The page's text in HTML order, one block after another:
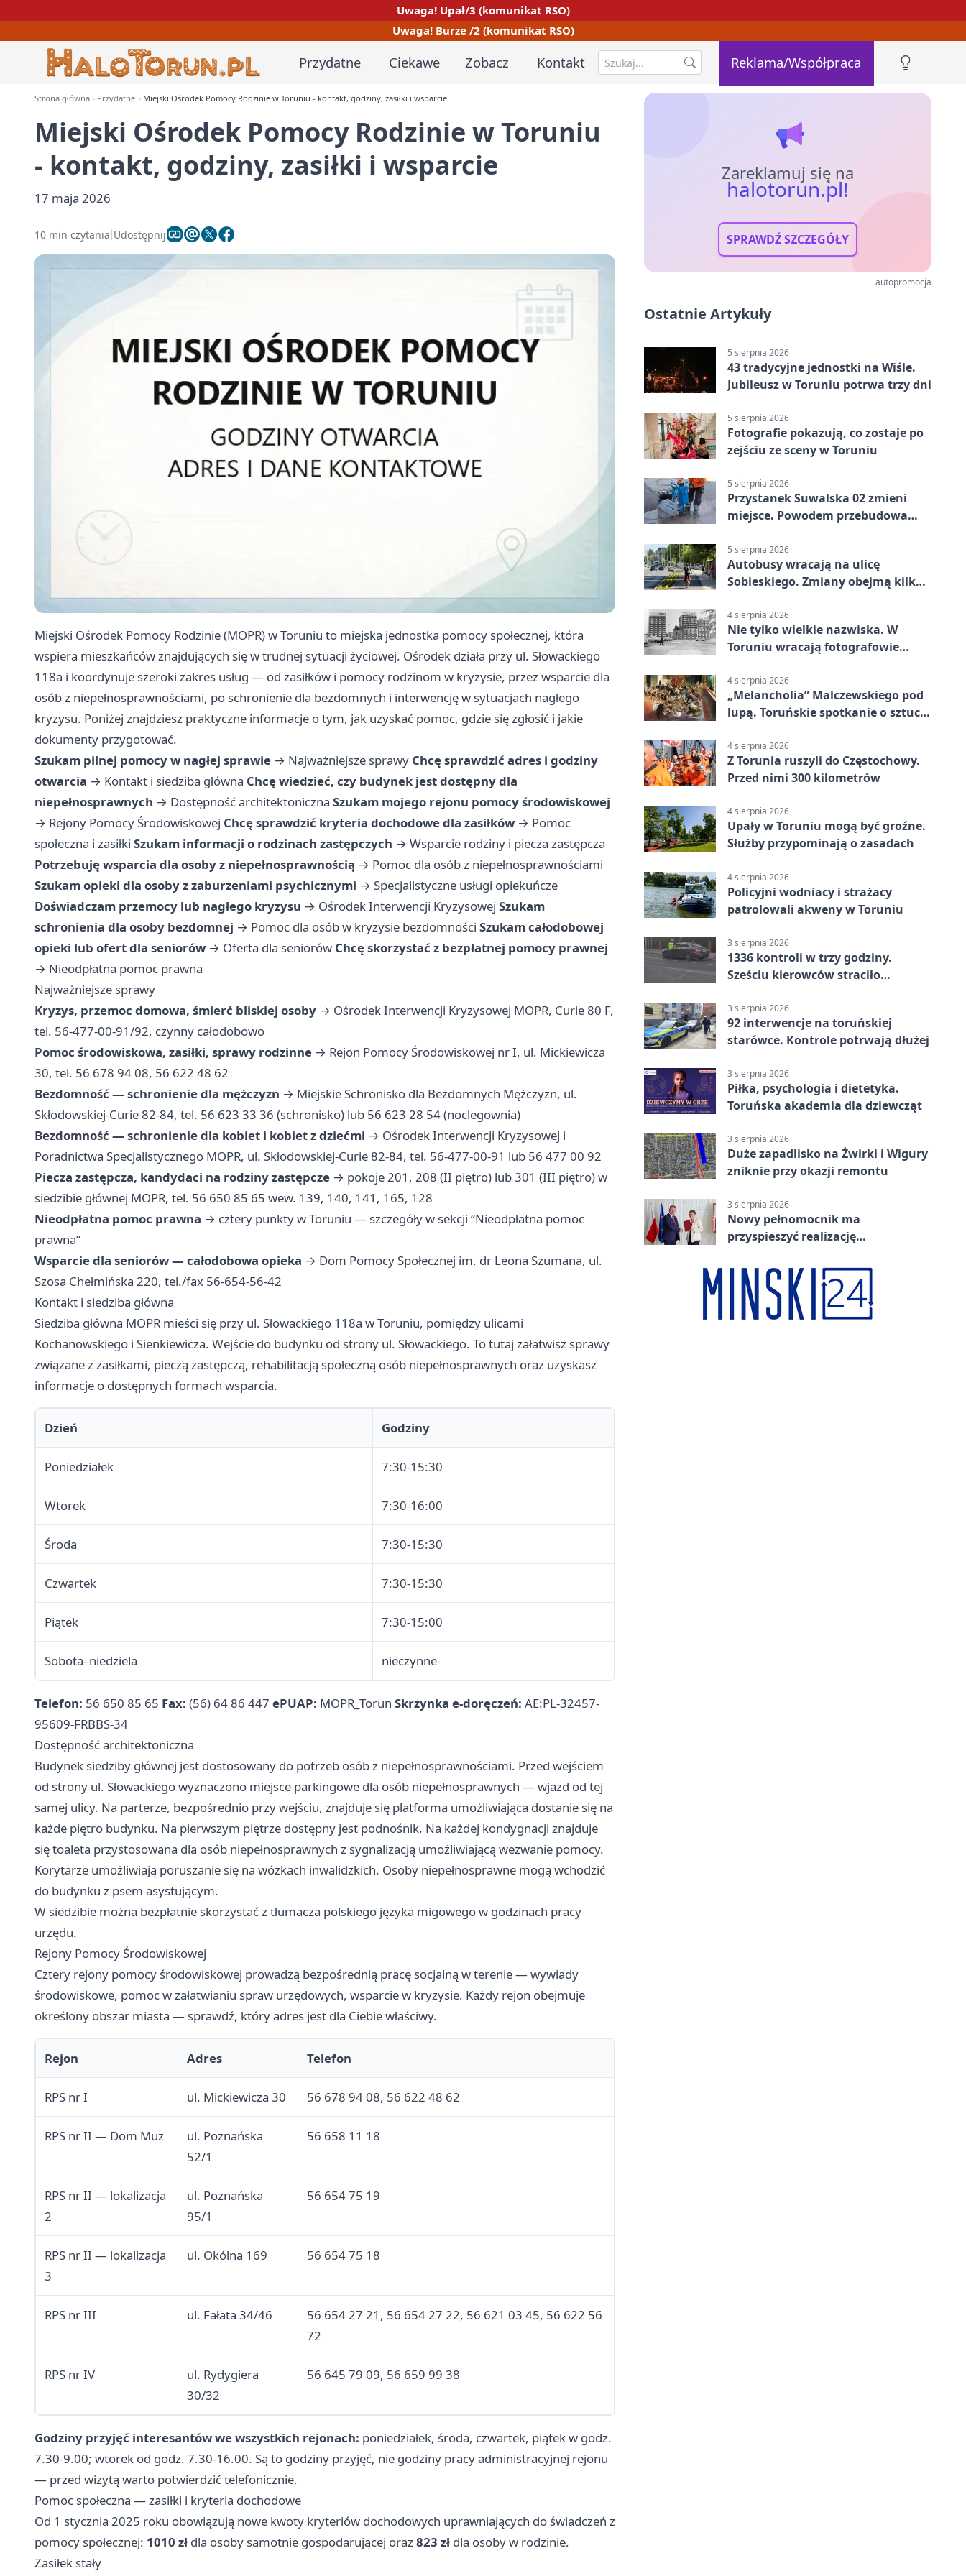
Uwaga! Upał/3 (komunikat RSO)
Uwaga! Burze /2 (komunikat RSO)
Przydatne Ciekawe Zobacz Kontakt Reklama/Współpraca
Strona główna Przydatne Miejski Ośrodek Pomocy Rodzinie w Toruniu - kontakt, godziny, zasiłki i wsparcie
Miejski Ośrodek Pomocy Rodzinie w Toruniu
- kontakt, godziny, zasiłki i wsparcie
17 maja 2026
10 min czytania Udostępnij
Miejski Ośrodek Pomocy Rodzinie (MOPR) w Toruniu to miejska jednostka pomocy społecznej, która
wspiera mieszkańców znajdujących się w trudnej sytuacji życiowej. Ośrodek działa przy ul. Słowackiego
118a i koordynuje szeroki zakres usług — od zasiłków i pomocy rodzinom w kryzysie, przez wsparcie dla
osób z niepełnosprawnościami, po schronienie dla bezdomnych i interwencję w sytuacjach nagłego
kryzysu. Poniżej znajdziesz praktyczne informacje o tym, jak uzyskać pomoc, gdzie się zgłosić i jakie
dokumenty przygotować.
Szukam pilnej pomocy w nagłej sprawie → Najważniejsze sprawy Chcę sprawdzić adres i godziny
otwarcia → Kontakt i siedziba główna Chcę wiedzieć, czy budynek jest dostępny dla
niepełnosprawnych → Dostępność architektoniczna Szukam mojego rejonu pomocy środowiskowej
→ Rejony Pomocy Środowiskowej Chcę sprawdzić kryteria dochodowe dla zasiłków → Pomoc
społeczna i zasiłki Szukam informacji o rodzinach zastępczych → Wsparcie rodziny i piecza zastępcza
Potrzebuję wsparcia dla osoby z niepełnosprawnością → Pomoc dla osób z niepełnosprawnościami
Szukam opieki dla osoby z zaburzeniami psychicznymi → Specjalistyczne usługi opiekuńcze
Doświadczam przemocy lub nagłego kryzysu → Ośrodek Interwencji Kryzysowej Szukam
schronienia dla osoby bezdomnej → Pomoc dla osób w kryzysie bezdomności Szukam całodobowej
opieki lub ofert dla seniorów → Oferta dla seniorów Chcę skorzystać z bezpłatnej pomocy prawnej
→ Nieodpłatna pomoc prawna
Najważniejsze sprawy
Kryzys, przemoc domowa, śmierć bliskiej osoby → Ośrodek Interwencji Kryzysowej MOPR, Curie 80 F,
tel. 56-477-00-91/92, czynny całodobowo
Pomoc środowiskowa, zasiłki, sprawy rodzinne → Rejon Pomocy Środowiskowej nr I, ul. Mickiewicza
30, tel. 56 678 94 08, 56 622 48 62
Bezdomność — schronienie dla mężczyzn → Miejskie Schronisko dla Bezdomnych Mężczyzn, ul.
Skłodowskiej-Curie 82-84, tel. 56 623 33 36 (schronisko) lub 56 623 28 54 (noclegownia)
Bezdomność — schronienie dla kobiet i kobiet z dziećmi → Ośrodek Interwencji Kryzysowej i
Poradnictwa Specjalistycznego MOPR, ul. Skłodowskiej-Curie 82-84, tel. 56-477-00-91 lub 56 477 00 92
Piecza zastępcza, kandydaci na rodziny zastępcze → pokoje 201, 208 (II piętro) lub 301 (III piętro) w
siedzibie głównej MOPR, tel. 56 650 85 65 wew. 139, 140, 141, 165, 128
Nieodpłatna pomoc prawna → cztery punkty w Toruniu — szczegóły w sekcji “Nieodpłatna pomoc
prawna”
Wsparcie dla seniorów — całodobowa opieka → Dom Pomocy Społecznej im. dr Leona Szumana, ul.
Szosa Chełmińska 220, tel./fax 56-654-56-42
Kontakt i siedziba główna
Siedziba główna MOPR mieści się przy ul. Słowackiego 118a w Toruniu, pomiędzy ulicami
Kochanowskiego i Sienkiewicza. Wejście do budynku od strony ul. Słowackiego. To tutaj załatwisz sprawy
związane z zasiłkami, pieczą zastępczą, rehabilitacją społeczną osób niepełnosprawnych oraz uzyskasz
informacje o dostępnych formach wsparcia.
Dzień Godziny
Poniedziałek 7:30-15:30
Wtorek 7:30-16:00
Środa 7:30-15:30
Czwartek 7:30-15:30
Piątek 7:30-15:00
Sobota–niedziela nieczynne
Telefon: 56 650 85 65 Fax: (56) 64 86 447 ePUAP: MOPR_Torun Skrzynka e-doręczeń: AE:PL-32457-
95609-FRBBS-34
Dostępność architektoniczna
Budynek siedziby głównej jest dostosowany do potrzeb osób z niepełnosprawnościami. Przed wejściem
od strony ul. Słowackiego wyznaczono miejsce parkingowe dla osób niepełnosprawnych — wjazd od tej
samej ulicy. Na parterze, bezpośrednio przy wejściu, znajduje się platforma umożliwiająca dostanie się na
każde piętro budynku. Na pierwszym piętrze dostępny jest podnośnik. Na każdej kondygnacji znajduje
się toaleta przystosowana dla osób niepełnosprawnych z sygnalizacją umożliwiającą wezwanie pomocy.
Korytarze umożliwiają poruszanie się na wózkach inwalidzkich. Osoby niepełnosprawne mogą wchodzić
do budynku z psem asystującym.
W siedzibie można bezpłatnie skorzystać z tłumacza polskiego języka migowego w godzinach pracy
urzędu.
Rejony Pomocy Środowiskowej
Cztery rejony pomocy środowiskowej prowadzą bezpośrednią pracę socjalną w terenie — wywiady
środowiskowe, pomoc w załatwianiu spraw urzędowych, wsparcie w kryzysie. Każdy rejon obejmuje
określony obszar miasta — sprawdź, który adres jest dla Ciebie właściwy.
Rejon Adres Telefon
RPS nr I ul. Mickiewicza 30 56 678 94 08, 56 622 48 62
RPS nr II — Dom Muz
ul. Poznańska
52/1
56 658 11 18
RPS nr II — lokalizacja
2
ul. Poznańska
95/1
56 654 75 19
RPS nr II — lokalizacja
3
ul. Okólna 169 56 654 75 18
RPS nr III ul. Fałata 34/46
56 654 27 21, 56 654 27 22, 56 621 03 45, 56 622 56
72
RPS nr IV
ul. Rydygiera
30/32
56 645 79 09, 56 659 99 38
Godziny przyjęć interesantów we wszystkich rejonach: poniedziałek, środa, czwartek, piątek w godz.
7.30-9.00; wtorek od godz. 7.30-16.00. Są to godziny przyjęć, nie godziny pracy administracyjnej rejonu
— przed wizytą warto potwierdzić telefonicznie.
Pomoc społeczna — zasiłki i kryteria dochodowe
Od 1 stycznia 2025 roku obowiązują nowe kwoty kryteriów dochodowych uprawniających do świadczeń z
pomocy społecznej: 1010 zł dla osoby samotnie gospodarującej oraz823 zł dla osoby w rodzinie.
Zasiłek stały
Zareklamuj się na
halotorun.pl!
SPRAWDŹ SZCZEGÓŁY
autopromocja
Ostatnie Artykuły
5 sierpnia 2026
43 tradycyjne jednostki na Wiśle.
Jubileusz w Toruniu potrwa trzy dni
5 sierpnia 2026
Fotografie pokazują, co zostaje po
zejściu ze sceny w Toruniu
5 sierpnia 2026
Przystanek Suwalska 02 zmieni
miejsce. Powodem przebudowa
5 sierpnia 2026
Autobusy wracają na ulicę
Sobieskiego. Zmiany obejmą kilka
4 sierpnia 2026
Nie tylko wielkie nazwiska. W
Toruniu wracają fotografowie
4 sierpnia 2026
„Melancholia” Malczewskiego pod
lupą. Toruńskie spotkanie o sztuce
4 sierpnia 2026
Z Torunia ruszyli do Częstochowy.
Przed nimi 300 kilometrów
4 sierpnia 2026
Upały w Toruniu mogą być groźne.
Służby przypominają o zasadach
4 sierpnia 2026
Policyjni wodniacy i strażacy
patrolowali akweny w Toruniu
3 sierpnia 2026
1336 kontroli w trzy godziny.
Sześciu kierowców straciło
3 sierpnia 2026
92 interwencje na toruńskiej
starówce. Kontrole potrwają dłużej
3 sierpnia 2026
Piłka, psychologia i dietetyka.
Toruńska akademia dla dziewcząt
3 sierpnia 2026
Duże zapadlisko na Żwirki i Wigury
zniknie przy okazji remontu
3 sierpnia 2026
Nowy pełnomocnik ma
przyspieszyć realizację